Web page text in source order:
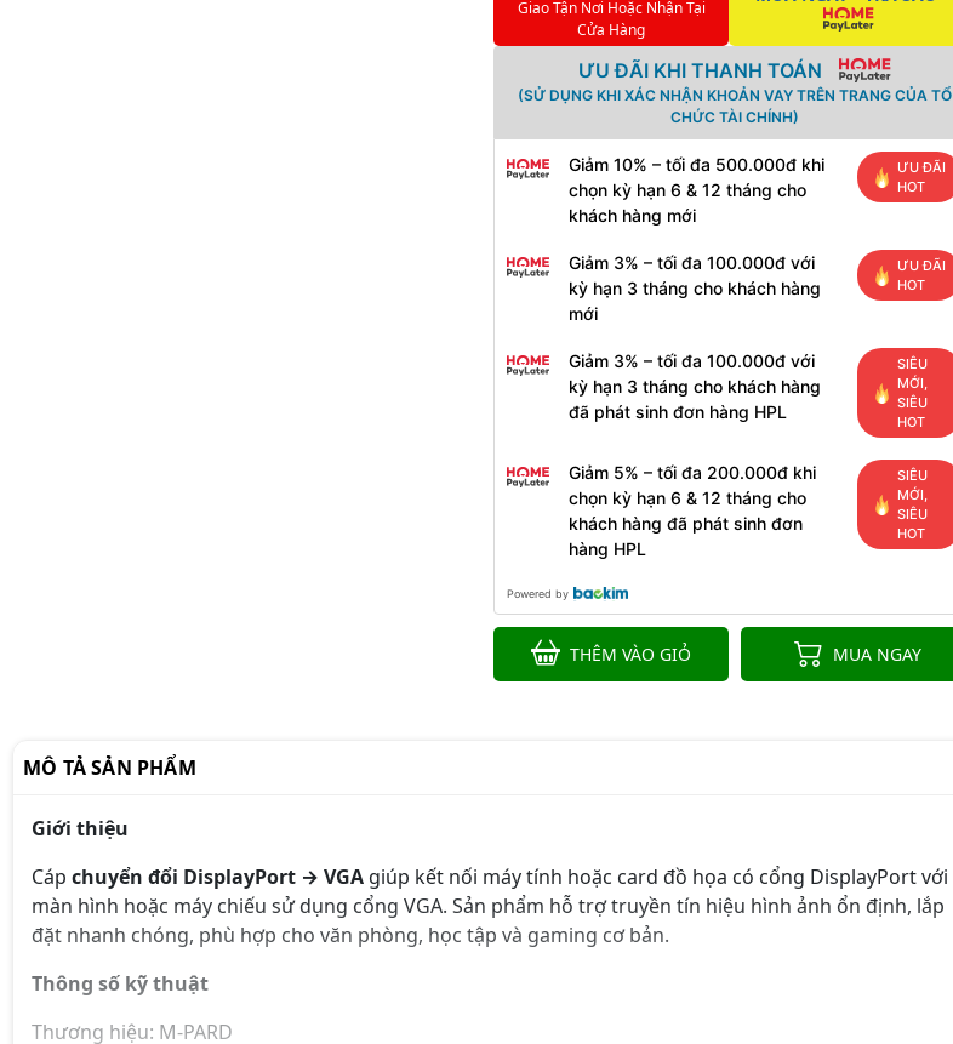
Giao Tận Nơi Hoặc Nhận Tại
Cửa Hàng
ƯU ĐÃI KHI THANH TOÁN
(SỬ DỤNG KHI XÁC NHẬN KHOẢN VAY TRÊN TRANG CỦA TỔ
CHỨC TÀI CHÍNH)
Giảm 10% – tối đa 500.000đ khi
chọn kỳ hạn 6 & 12 tháng cho
khách hàng mới
ƯU ĐÃI
HOT
Giảm 3% – tối đa 100.000đ với
kỳ hạn 3 tháng cho khách hàng
mới
ƯU ĐÃI
HOT
Giảm 3% – tối đa 100.000đ với
kỳ hạn 3 tháng cho khách hàng
đã phát sinh đơn hàng HPL
SIÊU
MỚI,
SIÊU
HOT
Giảm 5% – tối đa 200.000đ khi
chọn kỳ hạn 6 & 12 tháng cho
khách hàng đã phát sinh đơn
hàng HPL
SIÊU
MỚI,
SIÊU
HOT
Powered by
THÊM VÀO GIỎ MUA NGAY
MÔ TẢ SẢN PHẨM
Giới thiệu
Cáp chuyển đổi DisplayPort → VGA giúp kết nối máy tính hoặc card đồ họa có cổng DisplayPort với
màn hình hoặc máy chiếu sử dụng cổng VGA. Sản phẩm hỗ trợ truyền tín hiệu hình ảnh ổn định, lắp
đặt nhanh chóng, phù hợp cho văn phòng, học tập và gaming cơ bản.
Thông số kỹ thuật
Thương hiệu: M-PARD